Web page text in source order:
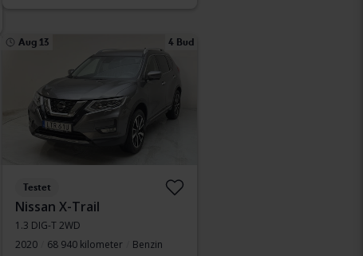
Aug 13 4 Bud
Testet
Nissan X-Trail
1.3 DIG-T 2WD
2020
68 940 kilometer
Benzin